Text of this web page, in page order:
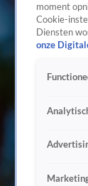
moment
Cookie-
Diensten
onze